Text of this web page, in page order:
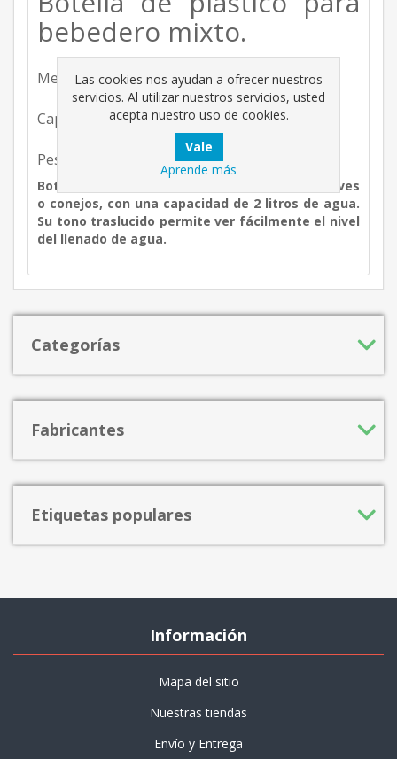
bebedero mixto.
Medidas (frente, fondo, alto): 10 x 10 x 25 cm.
Capacidad: 2 lt.
Peso aproximado: 0.1 kg.
Botella plástica para el bebedero mixto para aves
o conejos, con una capacidad de 2 litros de agua.
Su tono traslucido permite ver fácilmente el nivel
del llenado de agua.
Categorías
Fabricantes
Etiquetas populares
Información
Mapa del sitio
Nuestras tiendas
Envío y Entrega
Las cookies nos ayudan a ofrecer nuestros
servicios. Al utilizar nuestros servicios, usted
acepta nuestro uso de cookies.
Aprende más